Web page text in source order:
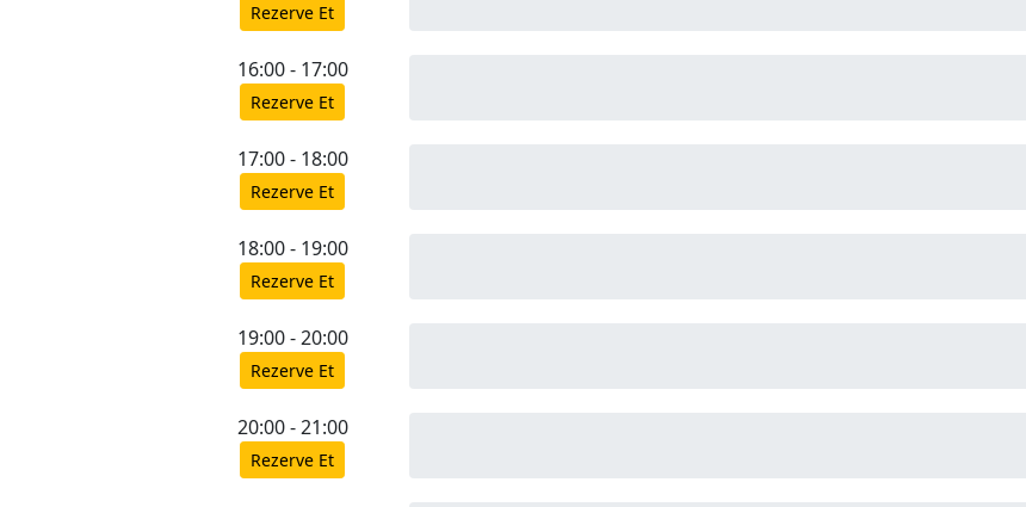
Rezerve Et
16:00 - 17:00
Rezerve Et
17:00 - 18:00
Rezerve Et
18:00 - 19:00
Rezerve Et
19:00 - 20:00
Rezerve Et
20:00 - 21:00
Rezerve Et